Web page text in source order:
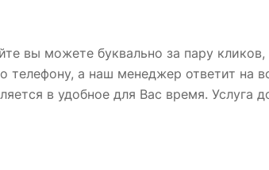
вы можете буквально за пару
а наш менеджер ответит на
в удобное для Вас время. Услуга